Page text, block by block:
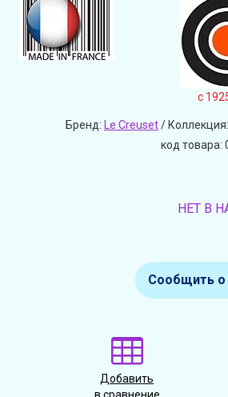
c
Бренд: Le Creuset/ Коллекция:
код товара:
НЕТ В
Сообщить о
Добавить
в сравнение